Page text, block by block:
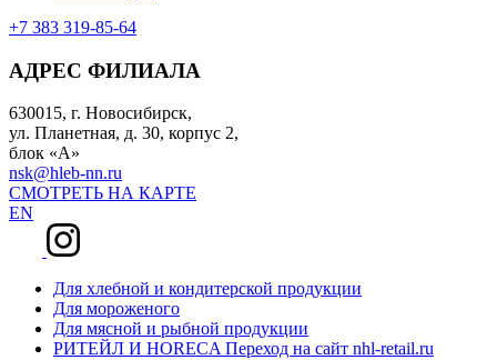
+7 383 319-85-64
АДРЕС ФИЛИАЛА
630015, г. Новосибирск,
ул. Планетная, д. 30, корпус 2,
блок «А»
nsk@hleb-nn.ru
СМОТРЕТЬ НА КАРТЕ
EN
Для хлебной и кондитерской продукции
Для мороженого
Для мясной и рыбной продукции
РИТЕЙЛ И HORECAПереход на сайт nhl-retail.ru